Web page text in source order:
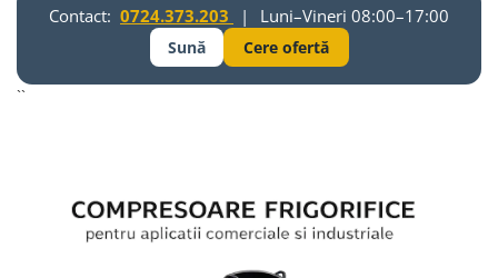
Contact: 0724.373.203 | Luni–Vineri 08:00–17:00
Sună Cere ofertă
``